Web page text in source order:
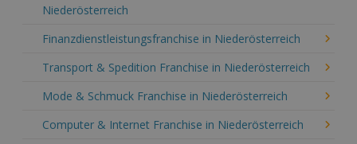
Niederösterreich
Finanzdienstleistungsfranchise in Niederösterreich
Transport & Spedition Franchise in Niederösterreich
Mode & Schmuck Franchise in Niederösterreich
Computer & Internet Franchise in Niederösterreich